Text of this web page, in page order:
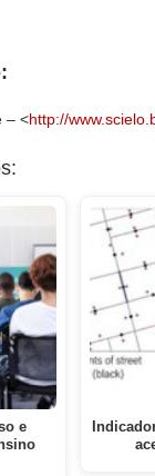
– <http://
e